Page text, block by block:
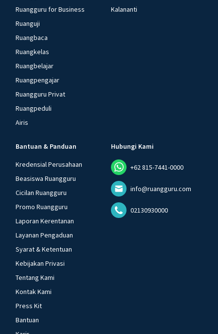
Ruangguru for Business
Ruanguji
Ruangbaca
Ruangkelas
Ruangbelajar
Ruangpengajar
Ruangguru Privat
Ruangpeduli
Airis
Kalananti
Bantuan & Panduan
Kredensial Perusahaan
Beasiswa Ruangguru
Cicilan Ruangguru
Promo Ruangguru
Laporan Kerentanan
Layanan Pengaduan
Syarat & Ketentuan
Kebijakan Privasi
Tentang Kami
Kontak Kami
Press Kit
Bantuan
Hubungi Kami
+62 815-7441-0000
info@ruangguru.com
02130930000